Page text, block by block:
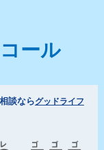
ール
談ならグッドライフ